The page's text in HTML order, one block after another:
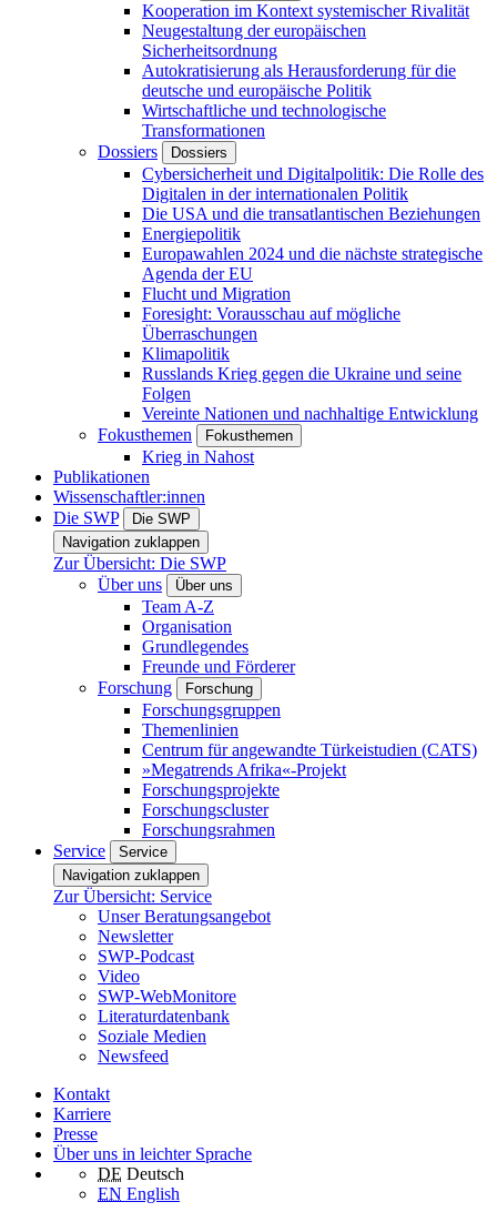
Kooperation im Kontext systemischer Rivalität
Neugestaltung der europäischen
Sicherheitsordnung
Autokratisierung als Herausforderung für die
deutsche und europäische Politik
Wirtschaftliche und technologische
Transformationen
Dossiers
Dossiers
Cybersicherheit und Digitalpolitik: Die Rolle des
Digitalen in der internationalen Politik
Die USA und die transatlantischen Beziehungen
Energiepolitik
Europawahlen 2024 und die nächste strategische
Agenda der EU
Flucht und Migration
Foresight: Vorausschau auf mögliche
Überraschungen
Klimapolitik
Russlands Krieg gegen die Ukraine und seine
Folgen
Vereinte Nationen und nachhaltige Entwicklung
Fokusthemen
Fokusthemen
Krieg in Nahost
Publikationen
Wissenschaftler:innen
Die SWP
Die SWP
Navigation zuklappen
Zur Übersicht: Die SWP
Über uns
Über uns
Team A-Z
Organisation
Grundlegendes
Freunde und Förderer
Forschung
Forschung
Forschungsgruppen
Themenlinien
Centrum für angewandte Türkeistudien (CATS)
»Megatrends Afrika«-Projekt
Forschungsprojekte
Forschungscluster
Forschungsrahmen
Service
Service
Navigation zuklappen
Zur Übersicht: Service
Unser Beratungsangebot
Newsletter
SWP-Podcast
Video
SWP-WebMonitore
Literaturdatenbank
Soziale Medien
Newsfeed
Kontakt
Karriere
Presse
Über uns in leichter Sprache
DE Deutsch
EN English